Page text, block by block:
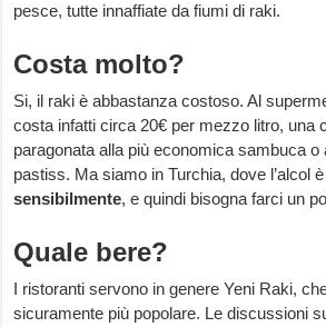
pesce, tutte innaffiate da fiumi di raki.
Costa molto?
Si, il raki è abbastanza costoso. Al
costa infatti circa 20€ per mezzo litro, una
paragonata alla più economica sambuca o
pastiss. Ma siamo in Turchia, dove l’alcol
sensibilmente, e quindi bisogna farci un
Quale bere?
I ristoranti servono in genere Yeni Raki,
sicuramente più popolare. Le discussioni